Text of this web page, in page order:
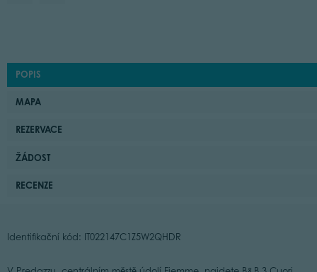
POPIS
MAPA
REZERVACE
ŽÁDOST
RECENZE
Identifikační kód: IT022147C1Z5W2QHDR